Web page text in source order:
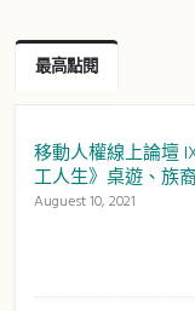
最高點閱
移動人權線上論壇
工人生》桌遊、族
Auguest 10, 2021